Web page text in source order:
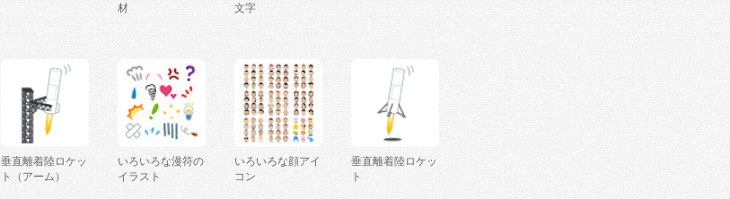
材
文字
垂直離着陸ロケッ
ト（アーム）
いろいろな漫符の
イラスト
いろいろな顔アイ
コン
垂直離着陸ロケッ
ト